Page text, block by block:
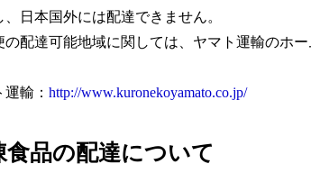
、日本国外には配達できません。
の配達可能地域に関しては、ヤマト運輸のホー
輸： http://www.kuronekoyamato.co.jp/
食品の配達について